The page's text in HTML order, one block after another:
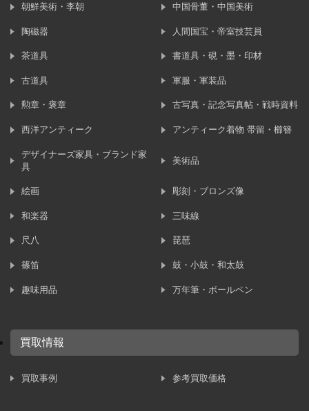
朝鮮美術・李朝 中国骨董・中国美術
陶磁器 人間国宝・帝室技芸員
茶道具 書道具・硯・墨・印材
古道具 軍服・軍装品
勲章・褒章 古写真・記念写真帖・戦時資料
西洋アンティーク アンティーク着物 帯留・櫛簪
デザイナーズ家具・ブランド家
具
美術品
絵画 彫刻・ブロンズ像
和楽器 三味線
尺八 琵琶
篠笛 鼓・小鼓・和太鼓
趣味用品 万年筆・ボールペン
買取情報
買取事例 参考買取価格